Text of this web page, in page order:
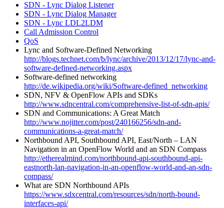
SDN - Lync Dialog Listener
SDN - Lync Dialog Manager
SDN - Lync LDL2LDM
Call Admission Control
QoS
Lync and Software-Defined Networking
http://blogs.technet.com/b/lync/archive/2013/12/17/lync-and-
software-defined-networking.aspx
Software-defined networking
http://de.wikipedia.org/wiki/Software-defined_networking
SDN, NFV & OpenFlow APIs and SDKs
http://www.sdncentral.com/comprehensive-list-of-sdn-apis/
SDN and Communications: A Great Match
http://www.nojitter.com/post/240166256/sdn-and-
communications-a-great-match/
Northbound API, Southbound API, East/North – LAN
Navigation in an OpenFlow World and an SDN Compass
http://etherealmind.com/northbound-api-southbound-api-
eastnorth-lan-navigation-in-an-openflow-world-and-an-sdn-
compass/
What are SDN Northbound APIs
https://www.sdxcentral.com/resources/sdn/north-bound-
interfaces-api/